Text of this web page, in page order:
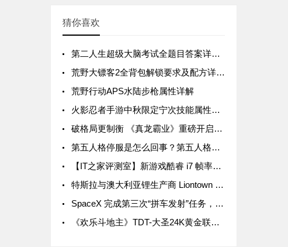
猜你喜欢
第二人生超级大脑考试全题目答案详解汇总
荒野大镖客2全背包解锁要求及配方详解汇总
荒野行动APS水陆步枪属性详解
火影忍者手游中秋限定宁次技能属性详解
破格局更制衡 《真龙霸业》重磅开启SLG3.0时代
第五人格停服是怎么回事？第五人格停服公告一览
【IT之家评测室】新游戏酷睿 i7 帧率领先 15%，拯救者 Y9000P 与 R9000P 进一步拉开差距
特斯拉与澳大利亚锂生产商 Liontown Resources 签署五年协议，后者股价暴涨近 20%
SpaceX 完成第三次“拼车发射”任务，送 105 颗微型卫星入轨
《欢乐斗地主》TDT-大圣24K黄金联赛首轮周赛战罢 关注大圣Live抢互动豪礼！